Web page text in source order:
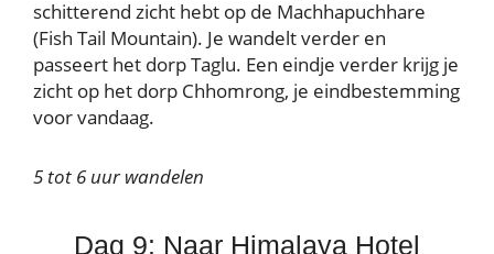
schitterend zicht hebt op de Machhapuchhare
(Fish Tail Mountain). Je wandelt verder en
passeert het dorp Taglu. Een eindje verder krijg je
zicht op het dorp Chhomrong, je eindbestemming
voor vandaag.
5 tot 6 uur wandelen
Dag 9: Naar Himalaya Hotel